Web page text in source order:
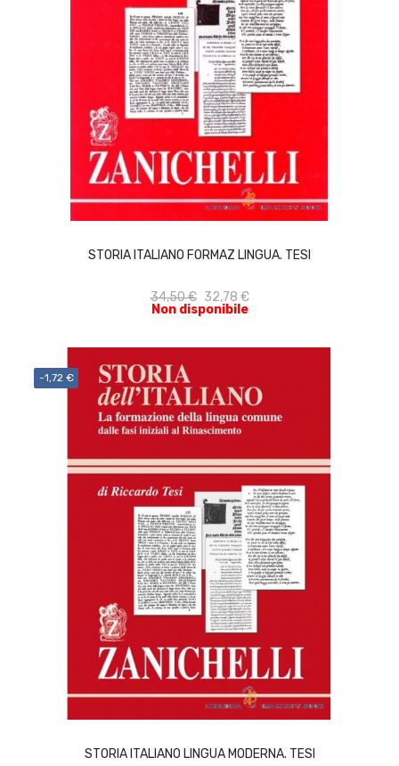
STORIA ITALIANO FORMAZ LINGUA. TESI
34,50 € 32,78 €
Non disponibile
-1,72 €
STORIA ITALIANO LINGUA MODERNA. TESI